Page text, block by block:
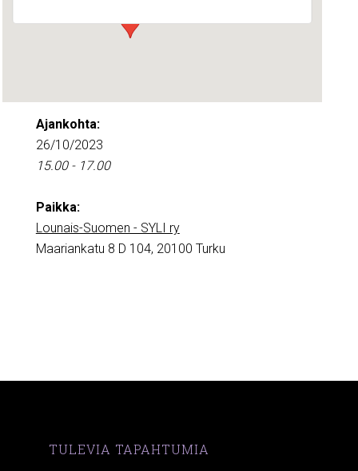
Ajankohta:
26/10/2023
15.00 - 17.00
Paikka:
Lounais-Suomen - SYLI ry
Maariankatu 8 D 104, 20100 Turku
TULEVIA TAPAHTUMIA